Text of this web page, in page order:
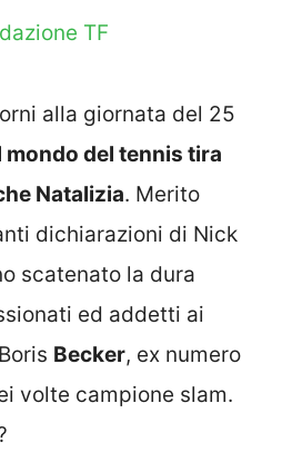
TF
alla giornata del 25
mondo del tennis tira
Natalizia. Merito
dichiarazioni di Nick
scatenato la dura
ed addetti ai
Becker, ex numero
volte campione slam.